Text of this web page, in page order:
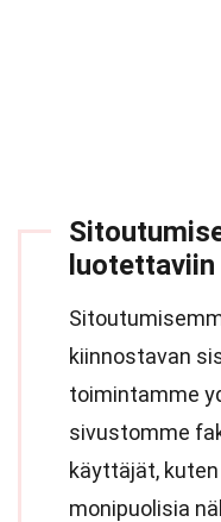
kiinnostavan
toimintamme
sivustomme
käyttäjät,
monipuolisia